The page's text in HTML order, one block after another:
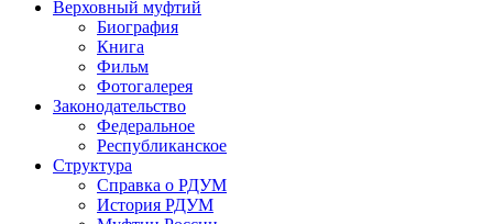
Верховный муфтий
Биография
Книга
Фильм
Фотогалерея
Законодательство
Федеральное
Республиканское
Структура
Справка о РДУМ
История РДУМ